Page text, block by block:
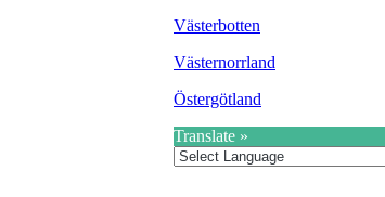
Västerbotten
Västernorrland
Östergötland
Translate »